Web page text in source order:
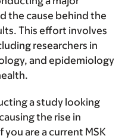
the cause behind the
This effort involves
researchers in
and epidemiology
a study looking
the rise in
are a current MSK